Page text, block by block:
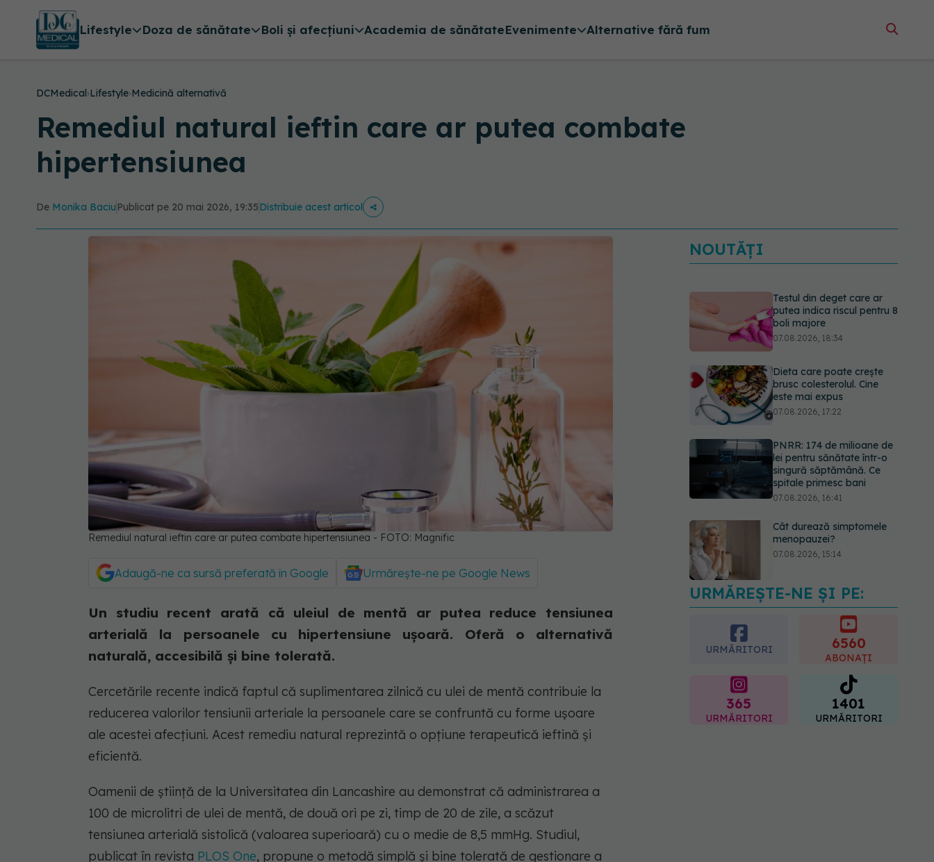
Lifestyle Doza de sănătate Boli și afecțiuni Academia de sănătateEvenimente Alternative fără fum
DCMedical›Lifestyle›Medicină alternativă
Remediul natural ieftin care ar putea combate
hipertensiunea
De Monika Baciu Publicat pe 20 mai 2026, 19:35Distribuie acest articol
Remediul natural ieftin care ar putea combate hipertensiunea - FOTO: Magnific
Adaugă-ne ca sursă preferată în Google Urmărește-ne pe Google News
Un studiu recent arată că uleiul de mentă ar putea reduce tensiunea
arterială la persoanele cu hipertensiune ușoară. Oferă o alternativă
naturală, accesibilă și bine tolerată.
Cercetările recente indică faptul că suplimentarea zilnică cu ulei de mentă contribuie la
reducerea valorilor tensiunii arteriale la persoanele care se confruntă cu forme ușoare
ale acestei afecțiuni. Acest remediu natural reprezintă o opțiune terapeutică ieftină și
eficientă.
Oamenii de știință de la Universitatea din Lancashire au demonstrat că administrarea a
100 de microlitri de ulei de mentă, de două ori pe zi, timp de 20 de zile, a scăzut
tensiunea arterială sistolică (valoarea superioară) cu o medie de 8,5 mmHg. Studiul,
publicat în revista PLOS One, propune o metodă simplă și bine tolerată de gestionare a
NOUTĂȚI
Testul din deget care ar
putea indica riscul pentru 8
boli majore
07.08.2026, 18:34
Dieta care poate crește
brusc colesterolul. Cine
este mai expus
07.08.2026, 17:22
PNRR: 174 de milioane de
lei pentru sănătate într-o
singură săptămână. Ce
spitale primesc bani
07.08.2026, 16:41
Cât durează simptomele
menopauzei?
07.08.2026, 15:14
EXCLUSIV Cancerele
care pot fi prevenite. Dr.
(SANADOR): Au metode
URMĂREȘTE-NE ȘI PE:
URMĂRITORI 6560
ABONAȚI
365
URMĂRITORI
1401
URMĂRITORI